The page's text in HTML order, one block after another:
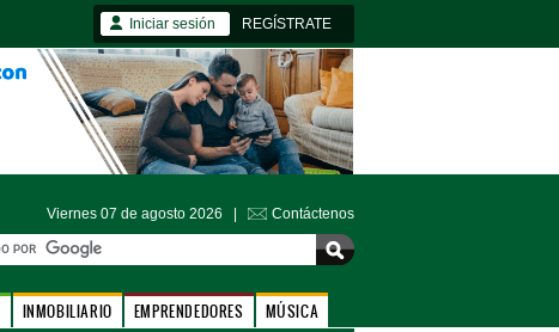
Iniciar sesión REGÍSTRATE
Viernes 07 de agosto 2026 | Contáctenos
INMOBILIARIO EMPRENDEDORES MÚSICA